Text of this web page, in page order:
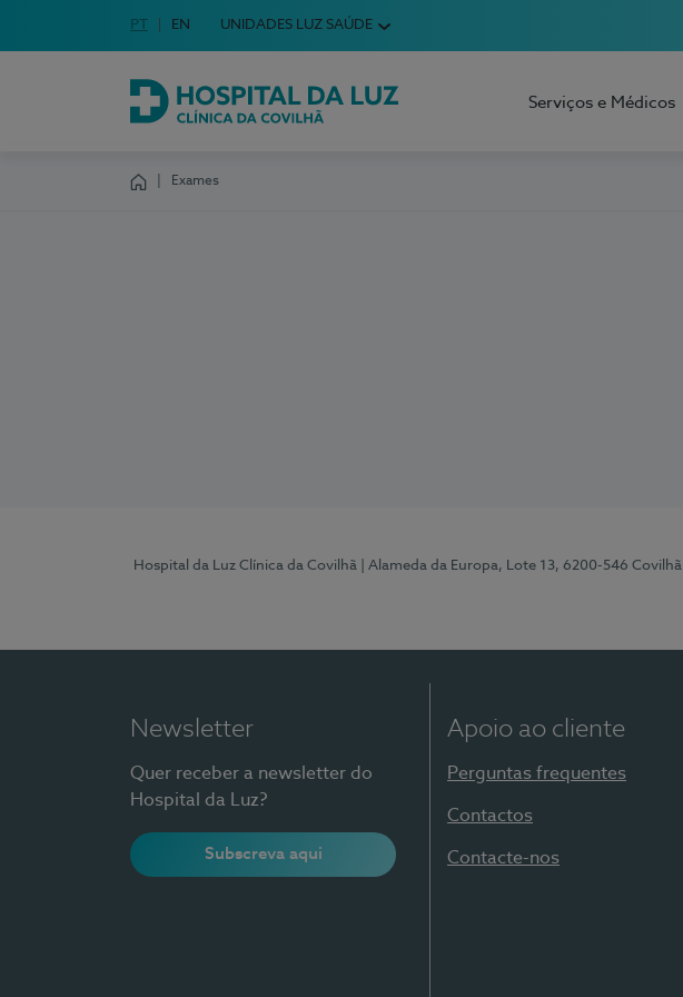
Escolha o seu idioma
Idioma em Português
PT English Language
EN UNIDADES LUZ SAÚDE
Hospital da Luz Clínica da Covilhã
Serviços e Médicos
Exames
Hospital da Luz Clínica da Covilhã | Alameda da Europa, Lote 13, 6200-546 Covilhã
Newsletter
Quer receber a newsletter do
Hospital da Luz?
Subscreva aqui
Apoio ao cliente
Perguntas frequentes
Contactos
Contacte-nos